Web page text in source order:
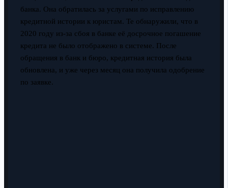
банка. Она обратилась за услугами по исправлению
кредитной истории к юристам. Те обнаружили, что в
2020 году из-за сбоя в банке её досрочное погашение
кредита не было отображено в системе. После
обращения в банк и бюро, кредитная история была
обновлена, и уже через месяц она получила одобрение
по заявке.